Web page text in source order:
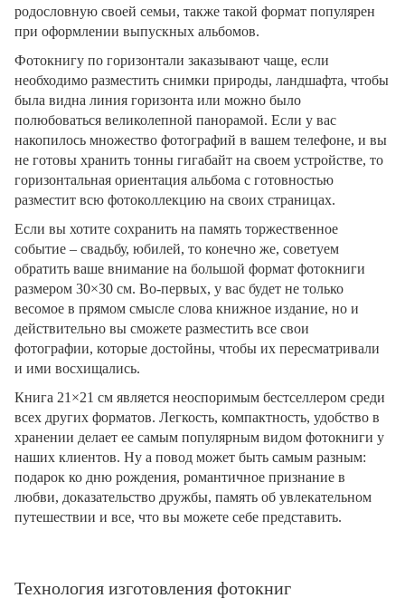
родословную своей семьи, также такой формат популярен
при оформлении выпускных альбомов.
Фотокнигу по горизонтали заказывают чаще, если
необходимо разместить снимки природы, ландшафта, чтобы
была видна линия горизонта или можно было
полюбоваться великолепной панорамой. Если у вас
накопилось множество фотографий в вашем телефоне, и вы
не готовы хранить тонны гигабайт на своем устройстве, то
горизонтальная ориентация альбома с готовностью
разместит всю фотоколлекцию на своих страницах.
Если вы хотите сохранить на память торжественное
событие – свадьбу, юбилей, то конечно же, советуем
обратить ваше внимание на большой формат фотокниги
размером 30×30 см. Во-первых, у вас будет не только
весомое в прямом смысле слова книжное издание, но и
действительно вы сможете разместить все свои
фотографии, которые достойны, чтобы их пересматривали
и ими восхищались.
Книга 21×21 см является неоспоримым бестселлером среди
всех других форматов. Легкость, компактность, удобство в
хранении делает ее самым популярным видом фотокниги у
наших клиентов. Ну а повод может быть самым разным:
подарок ко дню рождения, романтичное признание в
любви, доказательство дружбы, память об увлекательном
путешествии и все, что вы можете себе представить.
Технология изготовления фотокниг